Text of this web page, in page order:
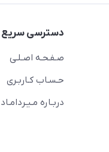
دسترسی سریع
صـفـحـه اصـلـی
حـسـاب کـاربـری
دربـاره